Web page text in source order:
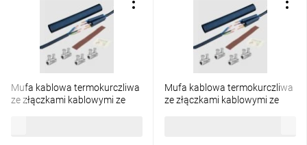
Mufa kablowa termokurczliwa
ze złączkami kablowymi ze
Mufa kablowa termokurczliwa
ze złączkami kablowymi ze